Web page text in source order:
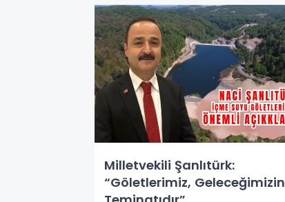
Milletvekili Şanlıtürk:
“Göletlerimiz, Geleceğimizin